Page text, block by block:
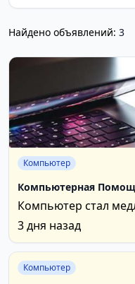
Найдено объявлений: 3
Компьютер
Компьютерная
Компьютер стал
или переустановка
других...
3 дня назад
Компьютер